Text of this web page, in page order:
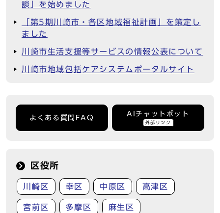
談」を始めました
「第5期川崎市・各区地域福祉計画」を策定し
ました
川崎市生活支援等サービスの情報公表について
川崎市地域包括ケアシステムポータルサイト
よくある質問FAQ
AIチャットボット
外部リンク
区役所
川崎区 幸区 中原区 高津区
宮前区 多摩区 麻生区